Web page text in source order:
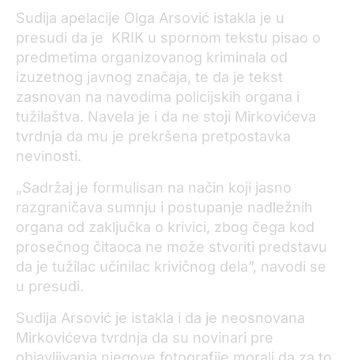
Sudija apelacije Olga Arsović istakla je u
presudi da je KRIK u spornom tekstu pisao o
predmetima organizovanog kriminala od
izuzetnog javnog značaja, te da je tekst
zasnovan na navodima policijskih organa i
tužilaštva. Navela je i da ne stoji Mirkovićeva
tvrdnja da mu je prekršena pretpostavka
nevinosti.
„Sadržaj je formulisan na način koji jasno
razgraničava sumnju i postupanje nadležnih
organa od zaključka o krivici, zbog čega kod
prosečnog čitaoca ne može stvoriti predstavu
da je tužilac učinilac krivičnog dela”, navodi se
u presudi.
Sudija Arsović je istakla i da je neosnovana
Mirkovićeva tvrdnja da su novinari pre